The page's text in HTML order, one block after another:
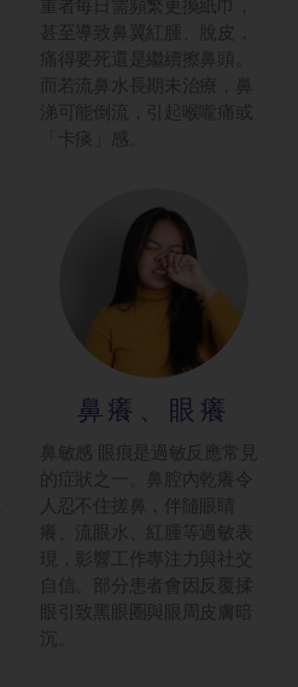
重者每日需頻繁更換紙巾，
甚至導致鼻翼紅腫、脫皮，
痛得要死還是繼續擦鼻頭。
而若流鼻水長期未治療，鼻
涕可能倒流，引起喉嚨痛或
「卡痰」感。
鼻癢、眼癢
鼻敏感 眼痕是過敏反應常見
的症狀之一。鼻腔內乾癢令
人忍不住搓鼻，伴隨眼睛
癢、流眼水、紅腫等過敏表
現，影響工作專注力與社交
自信。部分患者會因反覆揉
眼引致黑眼圈與眼周皮膚暗
沉。